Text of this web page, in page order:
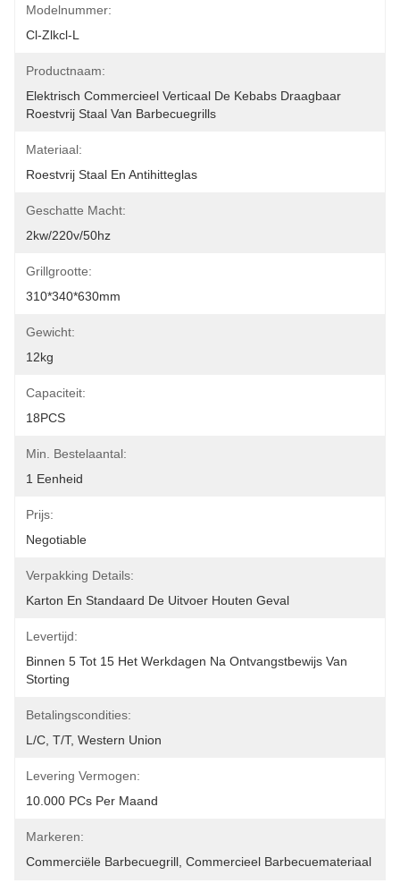
Modelnummer:
Cl-Zlkcl-L
Productnaam:
Elektrisch Commercieel Verticaal De Kebabs Draagbaar
Roestvrij Staal Van Barbecuegrills
Materiaal:
Roestvrij Staal En Antihitteglas
Geschatte Macht:
2kw/220v/50hz
Grillgrootte:
310*340*630mm
Gewicht:
12kg
Capaciteit:
18PCS
Min. Bestelaantal:
1 Eenheid
Prijs:
Negotiable
Verpakking Details:
Karton En Standaard De Uitvoer Houten Geval
Levertijd:
Binnen 5 Tot 15 Het Werkdagen Na Ontvangstbewijs Van
Storting
Betalingscondities:
L/C, T/T, Western Union
Levering Vermogen:
10.000 PCs Per Maand
Markeren:
Commerciële Barbecuegrill Commercieel Barbecuemateriaal